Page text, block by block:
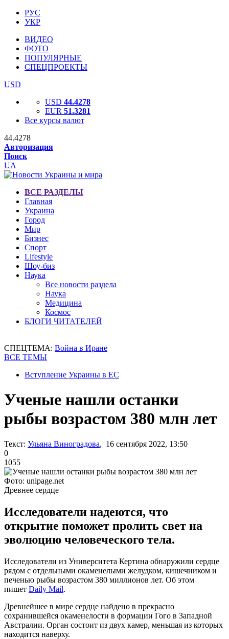
РУС
УКР
ВИДЕО
ФОТО
ПОПУЛЯРНЫЕ
СПЕЦПРОЕКТЫ
USD
USD 44.4278
EUR 51.3281
Все курсы валют
44.4278
Авторизация
Поиск
UA
ВСЕ РАЗДЕЛЫ
Главная
Украина
Город
Мир
Бизнес
Спорт
Lifestyle
Шоу-биз
Наука
Все новости раздела
Наука
Медицина
Космос
БЛОГИ ЧИТАТЕЛЕЙ
СПЕЦТЕМА: Война в Иране
ВСЕ ТЕМЫ
Вступление Украины в ЕС
Ученые нашли останки
рыбы возрастом 380 млн лет
Текст: Ульяна Виноградова, 16 сентября 2022, 13:50
0
1055
Фото: unipage.net
Древнее сердце
Исследователи надеются, что
открытие поможет пролить свет на
эволюцию человеческого тела.
Исследователи из Университета Кертина обнаружили сердце
рядом с отдельными окаменелыми желудком, кишечником и
печенью рыбы возрастом 380 миллионов лет. Об этом
пишет Daily Mail.
Древнейшее в мире сердце найдено в прекрасно
сохранившейся окаменелости в формации Гого в Западной
Австралии. Орган состоит из двух камер, меньшая из которых
находится наверху.